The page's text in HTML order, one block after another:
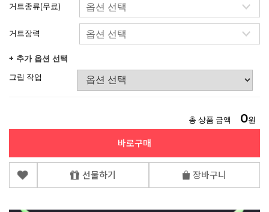
거트종류(무료)
거트장력
+ 추가 옵션 선택
그립 작업
총 상품 금액 0원
바로구매
선물하기 장바구니